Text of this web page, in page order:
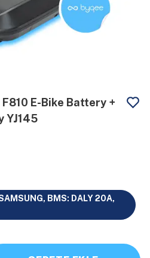
E-Bike Battery +
YJ145
BMS: DALY 20A,